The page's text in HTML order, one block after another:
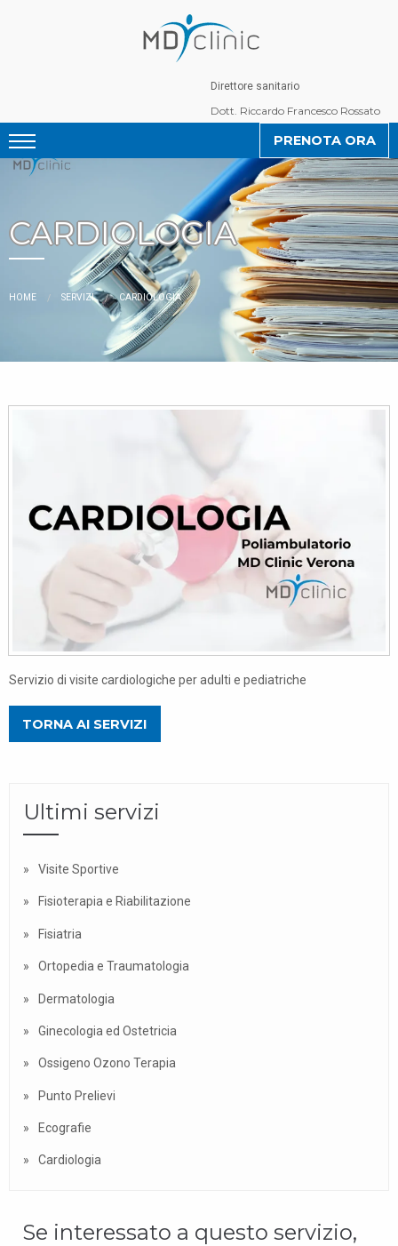
Direttore sanitario
Dott. Riccardo Francesco Rossato
PRENOTA ORA
CARDIOLOGIA
HOME SERVIZI CURRENT:
CARDIOLOGIA
Servizio di visite cardiologiche per adulti e pediatriche
TORNA AI SERVIZI
Ultimi servizi
Visite Sportive
Fisioterapia e Riabilitazione
Fisiatria
Ortopedia e Traumatologia
Dermatologia
Ginecologia ed Ostetricia
Ossigeno Ozono Terapia
Punto Prelievi
Ecografie
Cardiologia
Se interessato a questo servizio,